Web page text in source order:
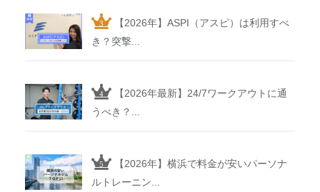
【2026年】ASPI（アスピ）は利用すべ
き？突撃...
【2026年最新】24/7ワークアウトに通
うべき？...
【2026年】横浜で料金が安いパーソナ
ルトレーニン...